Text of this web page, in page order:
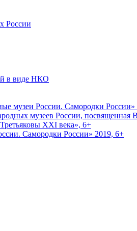
России
в виде НКО
музеи России. Самородки России»
музеев России, посвященная
XXI века», 6+
Самородки России» 2019, 6+